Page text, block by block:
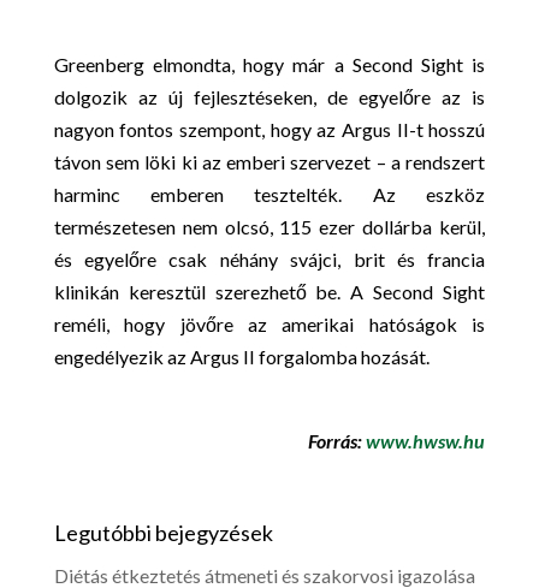
Greenberg elmondta, hogy már a Second Sight is
dolgozik az új fejlesztéseken, de egyelőre az is
nagyon fontos szempont, hogy az Argus II-t hosszú
távon sem löki ki az emberi szervezet – a rendszert
harminc emberen tesztelték. Az eszköz
természetesen nem olcsó, 115 ezer dollárba kerül,
és egyelőre csak néhány svájci, brit és francia
klinikán keresztül szerezhető be. A Second Sight
reméli, hogy jövőre az amerikai hatóságok is
engedélyezik az Argus II forgalomba hozását.
Forrás:www.hwsw.hu
Legutóbbi bejegyzések
Diétás étkeztetés átmeneti és szakorvosi igazolása